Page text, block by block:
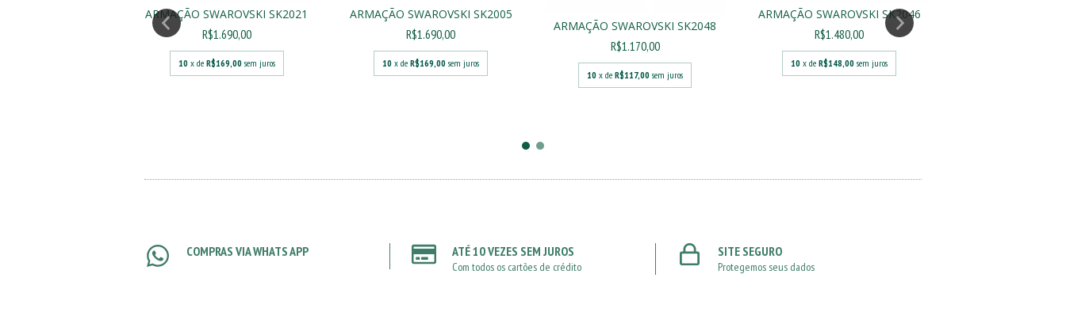
ARMAÇÃO SWAROVSKI SK2021
R$1.690,00
10 x de R$169,00 sem juros
ARMAÇÃO SWAROVSKI SK2005
R$1.690,00
10 x deR$169,00 sem juros
ARMAÇÃO SWAROVSKI SK2048
R$1.170,00
10 x deR$117,00 sem juros
ARMAÇÃO SWAROVSKI SK2046
R$1.480,00
10 x deR$148,00 sem juros
COMPRAS VIA WHATS APP ATÉ 10 VEZES SEM JUROS
Com todos os cartões de crédito
SITE SEGURO
Protegemos seus dados